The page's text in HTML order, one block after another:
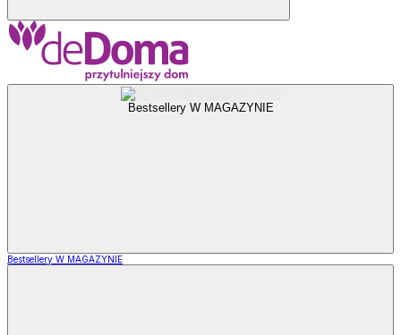
Bestsellery W MAGAZYNIE
Bestsellery W MAGAZYNIE